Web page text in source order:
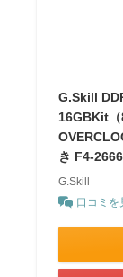
G.Skill
16GBKit
き F4-
G.Skill
口コミを